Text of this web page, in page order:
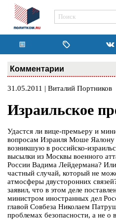
Комментарии
31.05.2011 | Виталий Портников
Израильское
Удастся ли вице-премьеру и
вопросам Израиля Моше Яалону
возникшую в российско-
высылки из Москвы военного
России Вадима Лейдермана?
частный случай, который не
атмосферы двусторонних
заявил, что в этом деле
министром иностранных дел
главой Совбеза Николаем
проблемах безопасности, а не о